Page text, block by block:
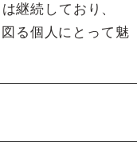
継続しており、
る個人にとって魅